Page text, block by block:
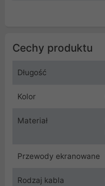
Cechy produktu
Długość
Kolor
Materiał
Przewody ekranowane
Rodzaj kabla